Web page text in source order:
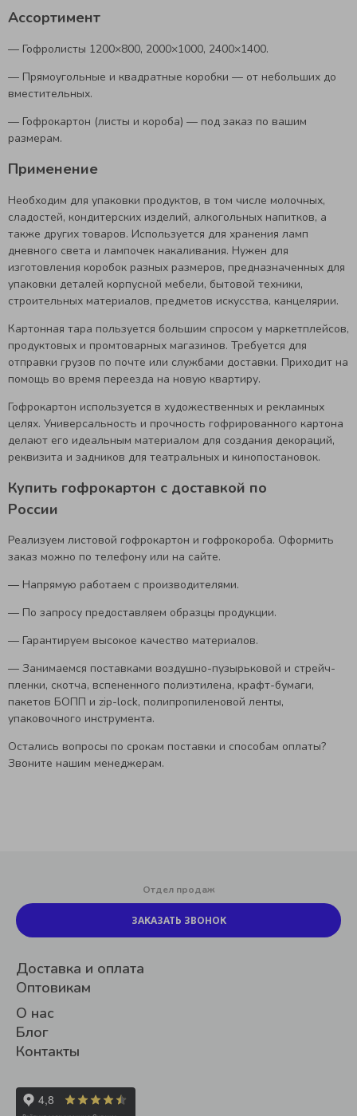
Ассортимент
— Гофролисты 1200×800, 2000×1000, 2400×1400.
— Прямоугольные и квадратные коробки — от небольших до
вместительных.
— Гофрокартон (листы и короба) — под заказ по вашим
размерам.
Применение
Необходим для упаковки продуктов, в том числе молочных,
сладостей, кондитерских изделий, алкогольных напитков, а
также других товаров. Используется для хранения ламп
дневного света и лампочек накаливания. Нужен для
изготовления коробок разных размеров, предназначенных для
упаковки деталей корпусной мебели, бытовой техники,
строительных материалов, предметов искусства, канцелярии.
Картонная тара пользуется большим спросом у маркетплейсов,
продуктовых и промтоварных магазинов. Требуется для
отправки грузов по почте или службами доставки. Приходит на
помощь во время переезда на новую квартиру.
Гофрокартон используется в художественных и рекламных
целях. Универсальность и прочность гофрированного картона
делают его идеальным материалом для создания декораций,
реквизита и задников для театральных и кинопостановок.
Купить гофрокартон с доставкой по
России
Реализуем листовой гофрокартон и гофрокороба. Оформить
заказ можно по телефону или на сайте.
— Напрямую работаем с производителями.
— По запросу предоставляем образцы продукции.
— Гарантируем высокое качество материалов.
— Занимаемся поставками воздушно-пузырьковой и стрейч-
пленки, скотча, вспененного полиэтилена, крафт-бумаги,
пакетов БОПП и zip-lock, полипропиленовой ленты,
упаковочного инструмента.
Остались вопросы по срокам поставки и способам оплаты?
Звоните нашим менеджерам.
Доставка и оплата
Оптовикам
О нас
Блог
Контакты
Отдел продаж
ЗАКАЗАТЬ ЗВОНОК